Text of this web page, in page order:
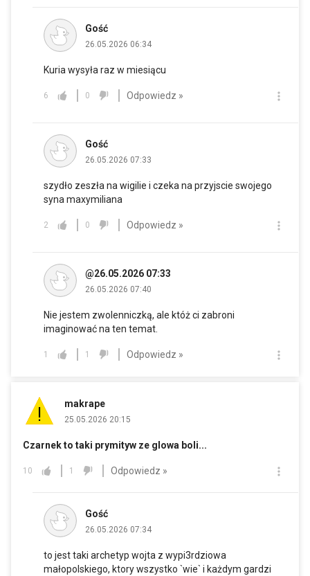
Gość
26.05.2026 06:34
Kuria wysyła raz w miesiącu
6 0 Odpowiedz »
Gość
26.05.2026 07:33
szydło zeszła na wigilie i czeka na przyjscie swojego
syna maxymiliana
2 0 Odpowiedz »
@26.05.2026 07:33
26.05.2026 07:40
Nie jestem zwolenniczką, ale któż ci zabroni
imaginować na ten temat.
1 1 Odpowiedz »
makrape
25.05.2026 20:15
Czarnek to taki prymityw ze glowa boli...
10 1 Odpowiedz »
Gość
26.05.2026 07:34
to jest taki archetyp wojta z wypi3rdziowa
małopolskiego, ktory wszystko `wie` i każdym gardzi